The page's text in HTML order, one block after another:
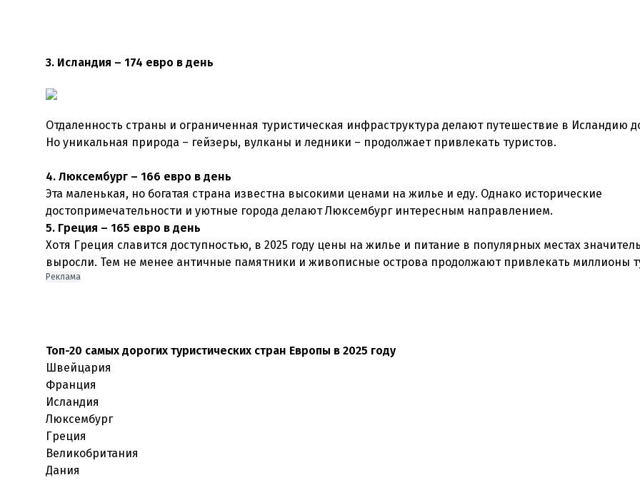
3. Исландия – 174 евро в день
Отдаленность страны и ограниченная туристическая инфраструктура делают путешествие в Исландию
Но уникальная природа – гейзеры, вулканы и ледники – продолжает привлекать туристов.
4. Люксембург – 166 евро в день
Эта маленькая, но богатая страна известна высокими ценами на жилье и еду. Однако исторические
достопримечательности и уютные города делают Люксембург интересным направлением.
5. Греция – 165 евро в день
Хотя Греция славится доступностью, в 2025 году цены на жилье и питание в популярных местах
выросли. Тем не менее античные памятники и живописные острова продолжают привлекать миллионы
Реклама
Топ-20 самых дорогих туристических стран Европы в 2025 году
Швейцария
Франция
Исландия
Люксембург
Греция
Великобритания
Дания